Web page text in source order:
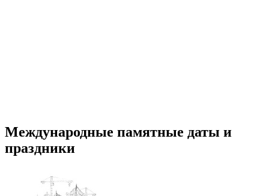
Международные памятные даты и
праздники